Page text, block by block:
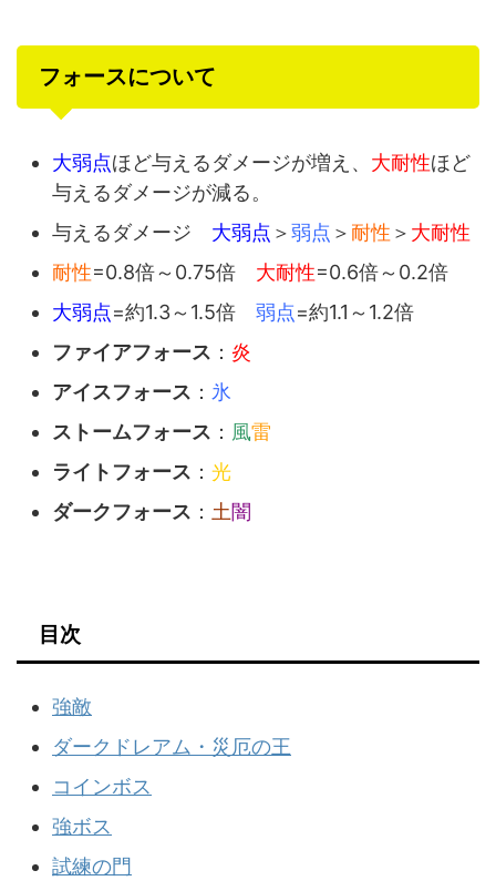
フォースについて
大弱点ほど与えるダメージが増え、 大耐性ほど
与えるダメージが減る。
与えるダメージ 大弱点 ＞弱点 ＞ 耐性 ＞ 大耐性
耐性=0.8倍～0.75倍 大耐性=0.6倍～0.2倍
大弱点=約1.3～1.5倍 弱点=約1.1～1.2倍
ファイアフォース ： 炎
アイスフォース ： 氷
ストームフォース ： 風雷
ライトフォース ： 光
ダークフォース ： 土闇
目次
強敵
ダークドレアム・災厄の王
コインボス
強ボス
試練の門